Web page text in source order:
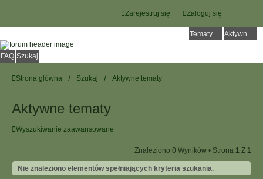
Zaloguj się
Zarejestruj się
Tematy bez odpowiedzi Aktywne tematy
FAQ Szukaj
Strona główna Szukaj Aktywne tematy
Aktywne tematy
Wyszukiwanie zaawansowane
Znaleziono 0 Wyników • Strona 1 Z 1
Nie znaleziono elementów spełniających kryteria szukania.